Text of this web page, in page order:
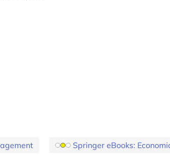
Springer eBooks: